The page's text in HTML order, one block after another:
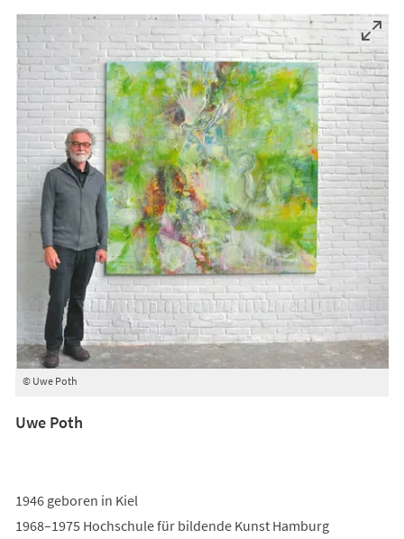
© Uwe Poth
Uwe Poth
1946 geboren in Kiel
1968–1975 Hochschule für bildende Kunst Hamburg